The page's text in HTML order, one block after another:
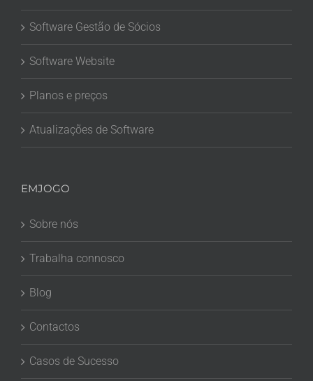
Software Gestão de Sócios
Software Website
Planos e preços
Atualizações de Software
EMJOGO
Sobre nós
Trabalha connosco
Blog
Contactos
Casos de Sucesso